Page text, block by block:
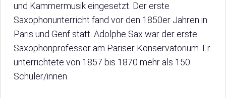
und Kammermusik eingesetzt. Der erste
Saxophonunterricht fand vor den 1850er Jahren in
Paris und Genf statt. Adolphe Sax war der erste
Saxophonprofessor am Pariser Konservatorium. Er
unterrichtete von 1857 bis 1870 mehr als 150
Schüler/innen.